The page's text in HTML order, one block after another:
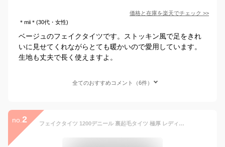
価格と在庫を楽天でチェック >>
＊mii＊(30代・女性)
ベージュのフェイクタイツです。ストッキン風で足をきれ
いに見せてくれながらとても暖かいので愛用しています。
生地も丈夫で長く使えますよ。
全てのおすすめコメント（6件）
no. 2 フェイクタイツ 1200デニール 裏起毛タイツ 極厚 レディース ボトムス ストッキング レギンス インナー 下着 冬 暖か あったか 極暖 防寒 保温 ブラック 黒 ベージュ 無地 ストレッチ 伸縮性 通勤 OL 通学 コスプレ 卒業式 入学式 フォーマル ゴルフ 2023 メール便